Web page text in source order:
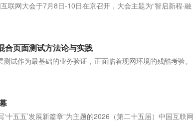
联网大会于7月8日-10日在京召开，大会主题为“智启新程·融
页面测试方法论与实践
试作为最基础的业务验证，正面临着现网环境的残酷考验。
五五’发展新篇章”为主题的2026（第二十五届）中国互联网